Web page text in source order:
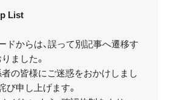
List
ドからは、誤って別記事へ遷移す
ました。
の皆様にご迷惑をおかけしまし
び申し上げます。